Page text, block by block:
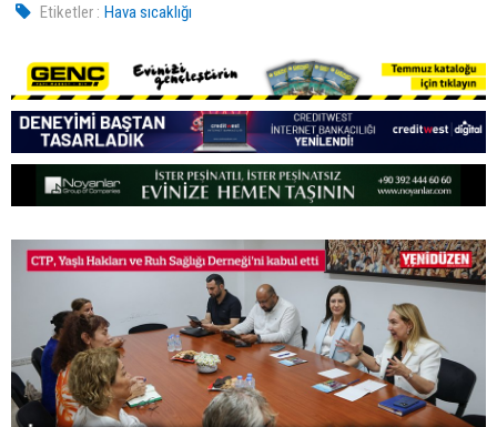
Etiketler : Hava sıcaklığı